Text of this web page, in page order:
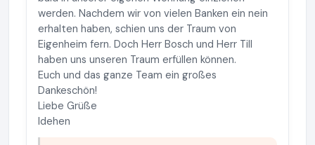
werden. Nachdem wir von vielen Banken ein nein
erhalten haben, schien uns der Traum von
Eigenheim fern. Doch Herr Bosch und Herr Till
haben uns unseren Traum erfüllen können.
Euch und das ganze Team ein großes
Dankeschön!
Liebe Grüße
Idehen